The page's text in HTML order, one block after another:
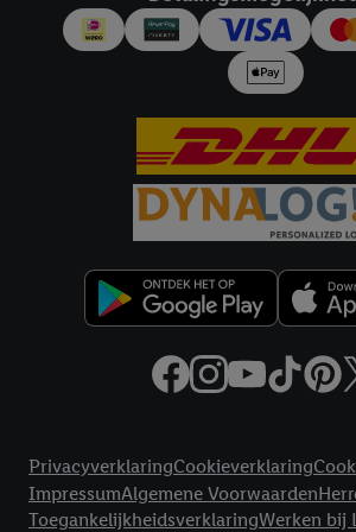
PrivacyverklaringCookieverklaring
ImpressumAlgemene Voorwaarden
ToegankelijkheidsverklaringWerken bij
worden gebruikt.
Door op "Akkoord" te klikken, stem je in met
voor alle bovengenoemde doeleinden. Meer
inclusief over de opslagperiode van de
jouw toestemming op elk gewenst moment
privacyverklaring.Je vindt de
Klikhiervoor meer informatie